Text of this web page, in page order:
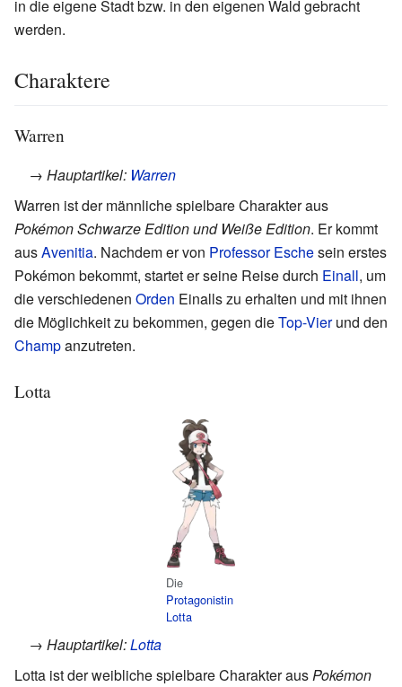
in die eigene Stadt bzw. in den eigenen Wald gebracht
werden.
Charaktere
Warren
→ Hauptartikel: Warren
Warren ist der männliche spielbare Charakter aus
Pokémon Schwarze Edition und Weiße Edition. Er kommt
ausAvenitia. Nachdem er von Professor Eschesein erstes
Pokémon bekommt, startet er seine Reise durch Einall, um
die verschiedenen Orden Einalls zu erhalten und mit ihnen
die Möglichkeit zu bekommen, gegen dieTop-Vierund den
Champanzutreten.
Lotta
Die
Protagonistin
Lotta
→ Hauptartikel:Lotta
Lotta ist der weibliche spielbare Charakter ausPokémon